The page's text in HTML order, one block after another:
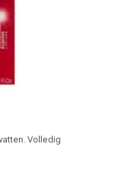
Volledig